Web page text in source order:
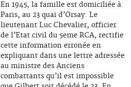
En 1945, la famille est domiciliée à
Paris, au 23 quai d’Orsay. Le
lieutenant Luc Chevalier, officier
de l’Etat civil du 5eme RCA, rectifie
cette information erronée en
expliquant dans une lettre adressée
au ministre des Anciens
combattants qu’il est impossible